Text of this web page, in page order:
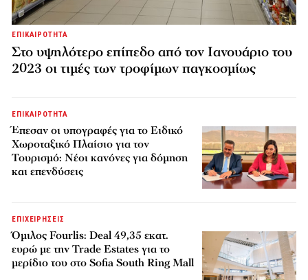
ΕΠΙΚΑΙΡΟΤΗΤΑ
Στο υψηλότερο επίπεδο από τον Ιανουάριο του
2023 οι τιμές των τροφίμων παγκοσμίως
ΕΠΙΚΑΙΡΟΤΗΤΑ
Έπεσαν οι υπογραφές για το Ειδικό
Χωροταξικό Πλαίσιο για τον
Τουρισμό: Νέοι κανόνες για δόμηση
και επενδύσεις
ΕΠΙΧΕΙΡΗΣΕΙΣ
Όμιλος Fourlis: Deal 49,35 εκατ.
ευρώ με την Trade Estates για το
μερίδιο του στο Sofia South Ring Mall